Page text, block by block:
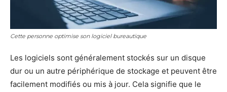
Cette personne optimise son logiciel bureautique
Les logiciels sont généralement stockés sur un disque
dur ou un autre périphérique de stockage et peuvent être
facilement modifiés ou mis à jour. Cela signifie que le